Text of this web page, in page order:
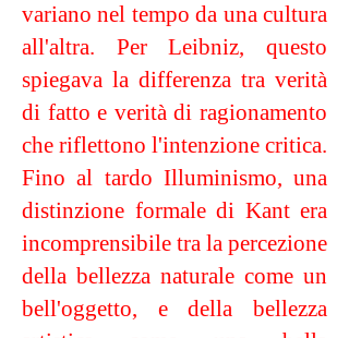
variano nel tempo da una cultura
all'altra. Per Leibniz, questo
spiegava la differenza tra verità
di fatto e verità di ragionamento
che riflettono l'intenzione critica.
Fino al tardo Illuminismo, una
distinzione formale di Kant era
incomprensibile tra la percezione
della bellezza naturale come un
bell'oggetto, e della bellezza